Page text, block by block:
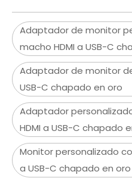
Adaptador de monitor
macho HDMI a USB-C
Adaptador de monitor
USB-C chapado en oro
Adaptador
HDMI a USB-C chapado
Monitor personalizado
a USB-C chapado en oro